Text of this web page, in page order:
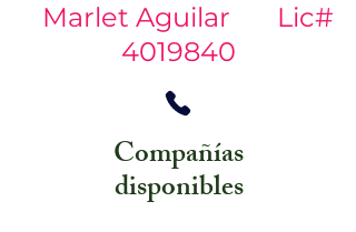
Marlet Aguilar Lic#
4019840
Compañías
disponibles